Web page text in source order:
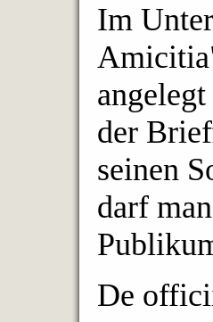
Im
der
seinen
darf
De